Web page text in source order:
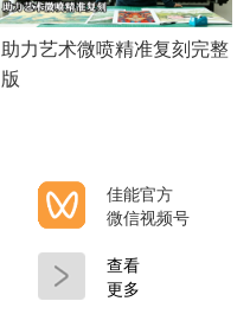
助力艺术微喷精准复刻完整
版
佳能官方
微信视频号
查看
更多